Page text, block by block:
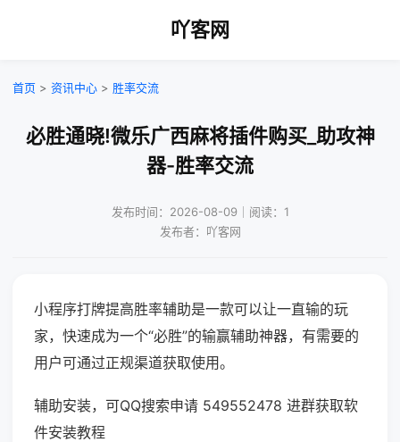
吖客网
首页 > 资讯中心 > 胜率交流
必胜通晓!微乐广西麻将插件购买_助攻神
器-胜率交流
发布时间：2026-08-09｜阅读：1
发布者：吖客网
小程序打牌提高胜率辅助是一款可以让一直输的玩
家，快速成为一个“必胜”的输赢辅助神器，有需要的
用户可通过正规渠道获取使用。
辅助安装，可QQ搜索申请 549552478 进群获取软
件安装教程